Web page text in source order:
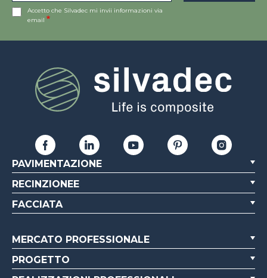
Accetto che Silvadec mi invii informazioni via
email
PAVIMENTAZIONE
RECINZIONEE
FACCIATA
MERCATO PROFESSIONALE
PROGETTO